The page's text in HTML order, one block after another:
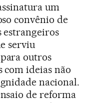
um
convênio de
estrangeiros
serviu
outros
ideias não
nacional.
de reforma